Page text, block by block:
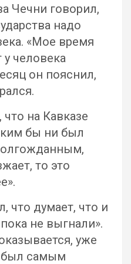
Чечни говорил,
надо
«Мое время
человека
он пояснил,
что на Кавказе
бы ни был
то это
что думает, что и
не выгнали».
уже
был самым